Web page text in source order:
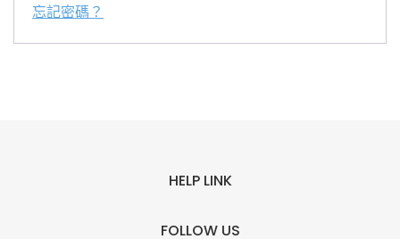
忘記密碼？
HELP LINK
FOLLOW US